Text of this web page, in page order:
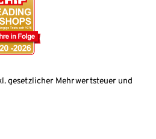
gesetzlicher Mehrwertsteuer und